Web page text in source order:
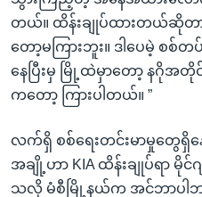
တယ်။ ထိန်းချုပ်ထားတယ်ဆိုတ
တော့မကြားဘူး။ ဒါပေမဲ့
နေပြီးမှ မြို့ထဲမှာတော့ နဂိုအတို
ကတော့ ကြားပါတယ်။ ”
လက်ရှိ စစ်ရေးတင်းမာမှုတွေရှိ
အချို့ဟာ KIA ထိန်းချုပ်ရာ မို
သလို မံစီမြို့နယ်က အင်ဘာပါဘ